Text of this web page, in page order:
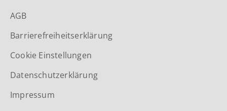
AGB
Barrierefreiheitserklärung
Cookie Einstellungen
Datenschutzerklärung
Impressum